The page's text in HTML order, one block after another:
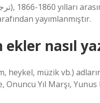
yayımlanmıştır.
nasıl
heykel, müzik vb.)
Onuncu Yıl Marşı,